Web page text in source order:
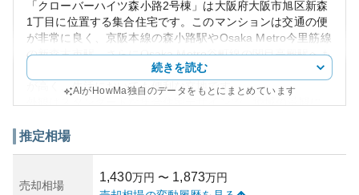
「クローバーハイツ森小路2号棟」は大阪府大阪市旭区新森
1丁目に位置する集合住宅です。このマンションは交通の便
が非常に良く、京阪本線の森小路駅やOsaka Metro今里筋線
の新森古市駅、さらにOsaka Metro谷町線の関目高殿駅へも
徒歩圏内にあります。これにより、通勤や通学での利便性
が高く、生活においても便利な立地です。
の生活施設が整い、住環境が整ったエリアにあります。築
産性に影響する場合があります。
続きを読む
AIがHowMa独自のデータをもとにまとめています
推定相場
売却相場
1,430万円 〜 1,873万円